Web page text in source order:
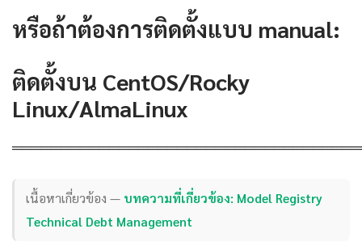
หรือถ้าต้องการติดตั้งแบบ manual:
ติดตั้งบน CentOS/Rocky
Linux/AlmaLinux
เนื้อหาเกี่ยวข้อง — บทความที่เกี่ยวข้อง: Model Registry
Technical Debt Management